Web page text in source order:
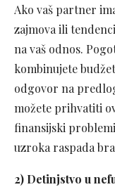
Ako vaš partner
zajmova ili
na vaš odnos.
kombinujete
odgovor na
možete prihvatiti
finansijski
uzroka raspada
2) Detinjstvo u